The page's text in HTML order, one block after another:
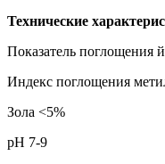
Технические
Показатель поглощения
Индекс поглощения
Зола <5%
pH 7-9